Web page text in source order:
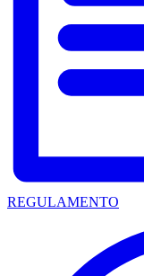
REGULAMENTO